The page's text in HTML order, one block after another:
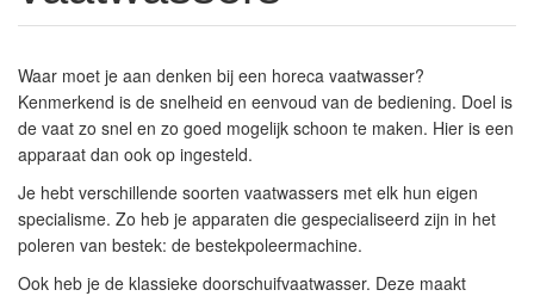
Waar moet je aan denken bij een horeca vaatwasser?
Kenmerkend is de snelheid en eenvoud van de bediening. Doel is
de vaat zo snel en zo goed mogelijk schoon te maken. Hier is een
apparaat dan ook op ingesteld.
Je hebt verschillende soorten vaatwassers met elk hun eigen
specialisme. Zo heb je apparaten die gespecialiseerd zijn in het
poleren van bestek: de bestekpoleermachine.
Ook heb je de klassieke doorschuifvaatwasser. Deze maakt